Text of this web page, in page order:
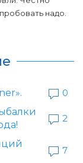
надо.
0
2
7